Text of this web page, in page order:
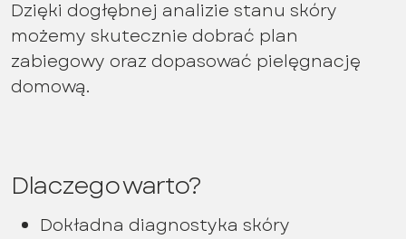
Dzięki dogłębnej analizie stanu skóry
możemy skutecznie dobrać plan
zabiegowy oraz dopasować pielęgnację
domową.
Dlaczego warto?
Dokładna diagnostyka skóry